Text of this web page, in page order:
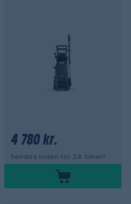
4 780 kr.
Sendes inden for 24 timer!